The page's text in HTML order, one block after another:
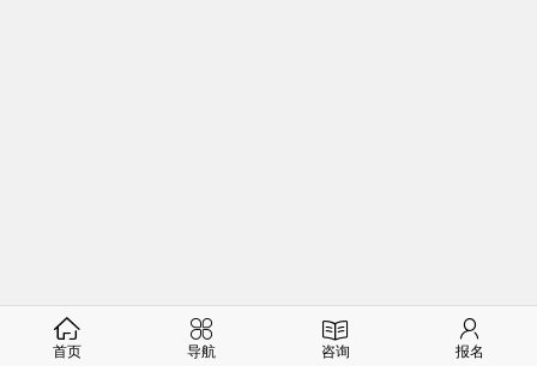
首页 导航 咨询 报名